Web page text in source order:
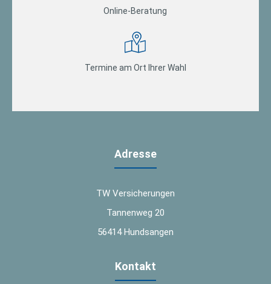
Online-Beratung
Termine am Ort Ihrer Wahl
Adresse
TW Versicherungen
Tannenweg 20
56414 Hundsangen
Kontakt